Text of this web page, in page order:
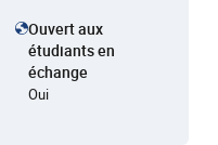
Ouvert aux
étudiants en
échange
Oui